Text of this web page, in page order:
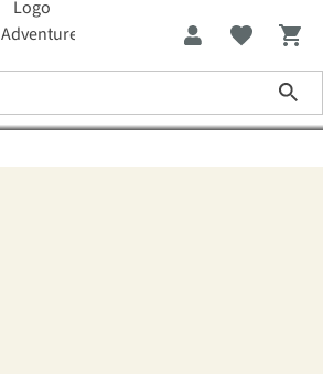
de randonnée
Leki